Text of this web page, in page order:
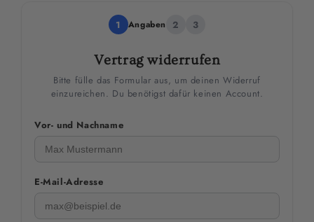
1 Angaben 2 3
Vertrag widerrufen
Bitte fülle das Formular aus, um deinen Widerruf
einzureichen. Du benötigst dafür keinen Account.
Vor- und Nachname
E-Mail-Adresse